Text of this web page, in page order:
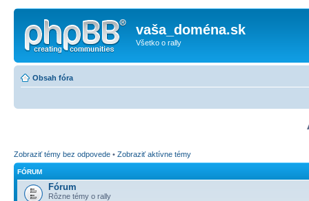
vaša_doména.sk
Všetko o rally
Obsah fóra
Zobraziť témy bez odpovede • Zobraziť aktívne témy
FÓRUM
Fórum
Rôzne témy o rally